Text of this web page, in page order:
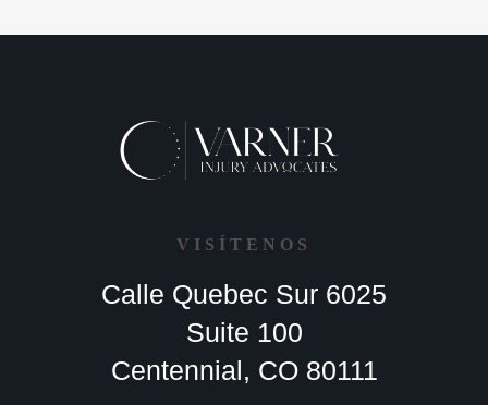
VISÍTENOS
Calle Quebec Sur 6025
Suite 100
Centennial, CO 80111